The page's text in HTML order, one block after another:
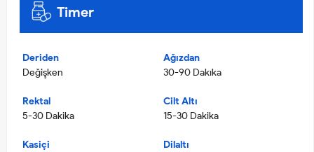
Timer
Deriden
Değişken
Ağızdan
30-90 Dakıka
Rektal
5-30 Dakika
Cilt Altı
15-30 Dakika
Kasiçi
Dilaltı